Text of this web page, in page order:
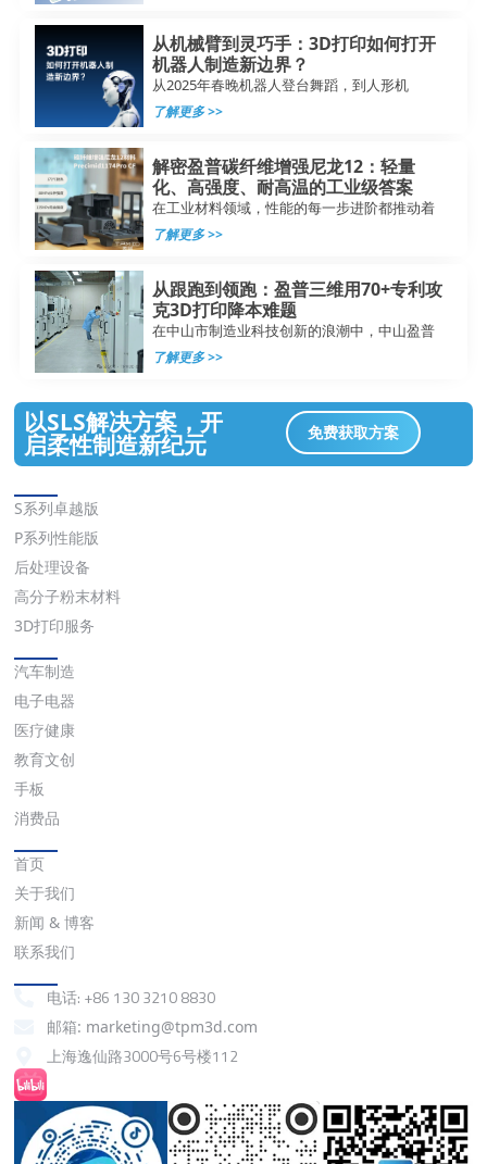
从机械臂到灵巧手：3D打印如何打开
机器人制造新边界？
从2025年春晚机器人登台舞蹈，到人形机
了解更多 >>
解密盈普碳纤维增强尼龙12：轻量
化、高强度、耐高温的工业级答案
在工业材料领域，性能的每一步进阶都推动着
了解更多 >>
从跟跑到领跑：盈普三维用70+专利攻
克3D打印降本难题
在中山市制造业科技创新的浪潮中，中山盈普
了解更多 >>
以SLS解决方案，开
启柔性制造新纪元 免费获取方案
S系列卓越版
P系列性能版
后处理设备
高分子粉末材料
3D打印服务
汽车制造
电子电器
医疗健康
教育文创
手板
消费品
首页
关于我们
新闻 & 博客
联系我们
电话: +86 130 3210 8830
邮箱: marketing@tpm3d.com
上海逸仙路3000号6号楼112